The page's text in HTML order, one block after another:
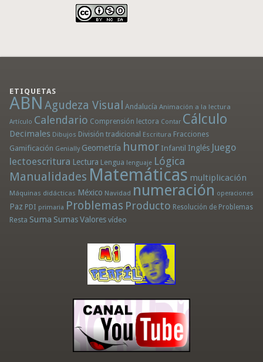
ETIQUETAS
ABN Agudeza Visual Andalucía Animación a la lectura
Artículo Calendario Comprensión lectora Contar Cálculo
Decimales Dibujos División tradicional Escritura Fracciones
Gamificación Genially Geometría humor Infantil Inglés Juego
lectoescritura Lectura Lengua lenguaje Lógica
Manualidades Matemáticas multiplicación
Máquinas didácticas México Navidad numeración operaciones
Paz PDI primaria Problemas Producto Resolución de Problemas
Resta Suma Sumas Valores vídeo